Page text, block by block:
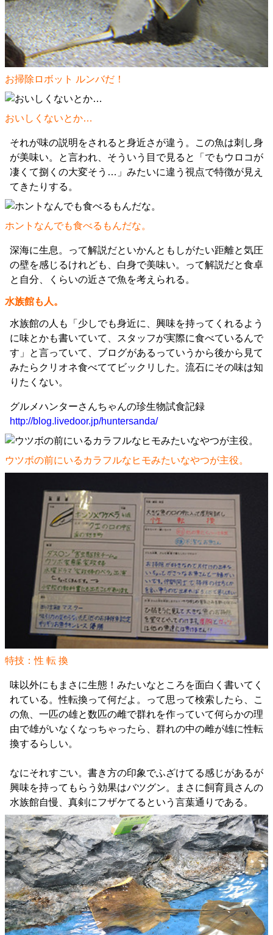
お掃除ロボット ルンバだ！
おいしくないとか…
それが味の説明をされると身近さが違う。この魚は刺し身
が美味い。と言われ、そういう目で見ると「でもウロコが
凄くて捌くの大変そう…」みたいに違う視点で特徴が見え
てきたりする。
ホントなんでも食べるもんだな。
深海に生息。って解説だといかんともしがたい距離と気圧
の壁を感じるけれども、白身で美味い。って解説だと食卓
と自分、くらいの近さで魚を考えられる。
水族館も人。
水族館の人も「少しでも身近に、興味を持ってくれるよう
に味とかも書いていて、スタッフが実際に食べているんで
す」と言っていて、ブログがあるっていうから後から見て
みたらクリオネ食べててビックリした。流石にその味は知
りたくない。
グルメハンターさんちゃんの珍生物試食記録
http://blog.livedoor.jp/huntersanda/
ウツボの前にいるカラフルなヒモみたいなやつが主役。
特技：性 転 換
味以外にもまさに生態！みたいなところを面白く書いてく
れている。性転換って何だよ。って思って検索したら、こ
の魚、一匹の雄と数匹の雌で群れを作っていて何らかの理
由で雄がいなくなっちゃったら、群れの中の雌が雄に性転
換するらしい。
なにそれすごい。書き方の印象でふざけてる感じがあるが
興味を持ってもらう効果はバツグン。まさに飼育員さんの
水族館自慢、真剣にフザケてるという言葉通りである。